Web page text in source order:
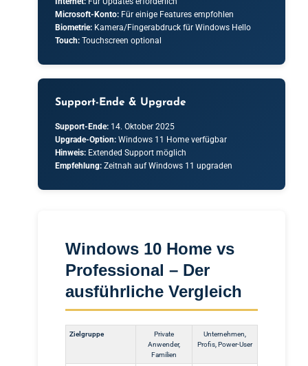
Microsoft-Konto: Für einige Features empfohlen
Biometrie: Kamera/Fingerabdruck für Windows Hello
Touch: Touchscreen optional
Support-Ende & Upgrade
Support-Ende: 14. Oktober 2025
Upgrade-Option: Windows 11 Home verfügbar
Hinweis: Extended Support möglich
Empfehlung: Zeitnah auf Windows 11 upgraden
Windows 10 Home vs
Professional – Der
ausführliche Vergleich
Zielgruppe
Private
Anwender,
Familien
Unternehmen,
Profis, Power-User